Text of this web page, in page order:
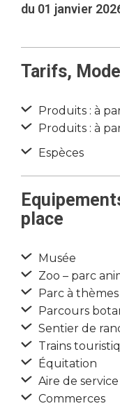
du 01 janvier
Tarifs,
Produits : à
Produits : à
Espèces
place
Musée
Zoo – parc
Parc à thèmes
Parcours
Sentier de
Trains
Équitation
Aire de
Commerces